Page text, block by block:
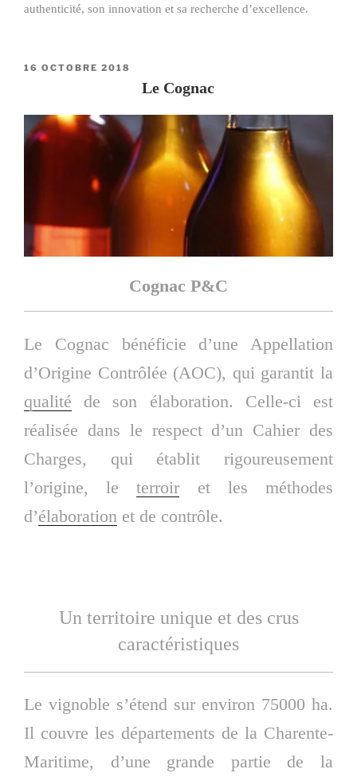
authenticité, son innovation et sa recherche d’excellence.
PUBLIÉ
16 OCTOBRE 2018
Le Cognac
Cognac P&C
Le Cognac bénéficie d’une Appellation
d’Origine Contrôlée (AOC), qui garantit la
qualité de son élaboration. Celle-ci est
réalisée dans le respect d’un Cahier des
Charges, qui établit rigoureusement
l’origine, leterroir et les méthodes
d’élaboration et de contrôle.
Un territoire unique et des crus
caractéristiques
Le vignoble s’étend sur environ 75000 ha.
Il couvre les départements de la Charente-
Maritime, d’une grande partie de la